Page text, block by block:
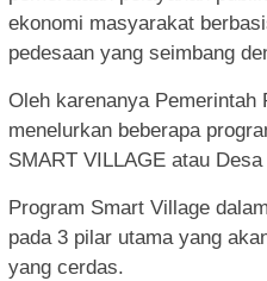
ekonomi masyarakat
pedesaan yang seimbang
Oleh karenanya Pemerintah
menelurkan beberapa
SMART VILLAGE atau
Program Smart Village
pada 3 pilar utama yang
yang cerdas.